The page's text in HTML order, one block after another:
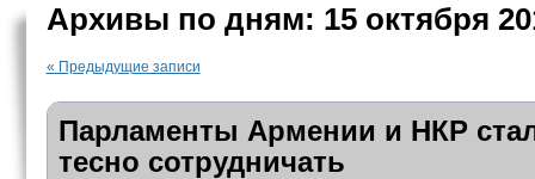
Архивы по дням: 15 октября
« Предыдущие записи
Парламенты Армении и НКР
тесно сотрудничать